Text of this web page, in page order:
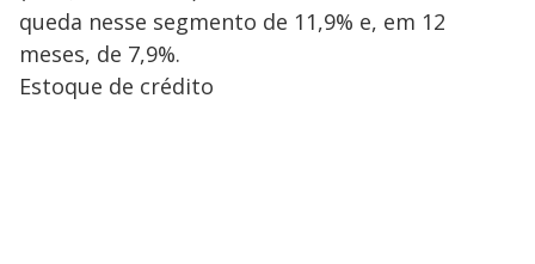
queda nesse segmento de 11,9% e, em 12
meses, de 7,9%.
Estoque de crédito